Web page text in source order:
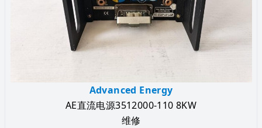
Advanced Energy
AE直流电源3512000-110 8KW
维修